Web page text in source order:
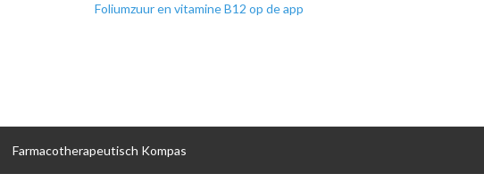
Foliumzuur en vitamine B12 op de app
Farmacotherapeutisch Kompas